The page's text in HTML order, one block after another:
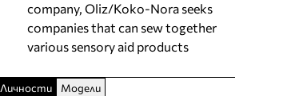
company, Oliz/Koko-Nora seeks
companies that can sew together
various sensory aid products
Личности Модели